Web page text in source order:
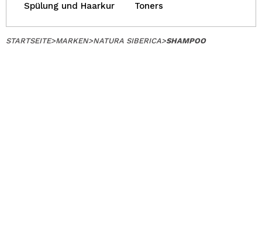
Spülung und Haarkur Toners
STARTSEITE>MARKEN>NATURA SIBERICA>SHAMPOO